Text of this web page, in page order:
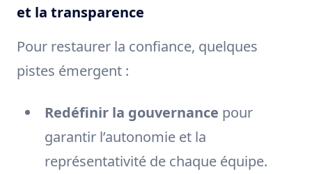
et la transparence
Pour restaurer la confiance, quelques
pistes émergent :
Redéfinir la gouvernance pour
garantir l’autonomie et la
représentativité de chaque équipe.